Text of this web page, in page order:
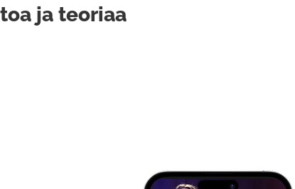
ja teoriaa